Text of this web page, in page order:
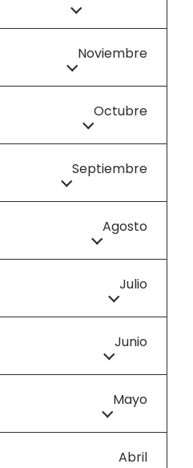
Noviembre
Octubre
Septiembre
Agosto
Julio
Junio
Mayo
Abril